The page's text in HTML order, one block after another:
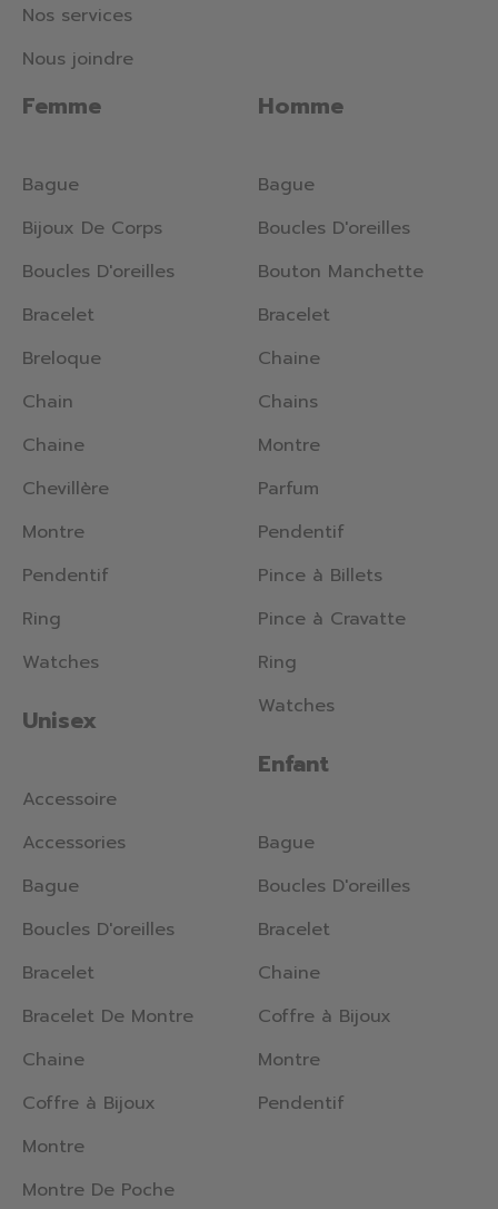
Femme
Bague
Bijoux De Corps
Boucles D'oreilles
Bracelet
Breloque
Chain
Chaine
Chevillère
Montre
Pendentif
Ring
Watches
Unisex
Accessoire
Accessories
Bague
Boucles D'oreilles
Bracelet
Bracelet De Montre
Chaine
Coffre à Bijoux
Montre
Montre De Poche
Homme
Bague
Boucles D'oreilles
Bouton Manchette
Bracelet
Chaine
Chains
Montre
Parfum
Pendentif
Pince à Billets
Pince à Cravatte
Ring
Watches
Enfant
Bague
Boucles D'oreilles
Bracelet
Chaine
Coffre à Bijoux
Montre
Pendentif
Nos services
Nous joindre